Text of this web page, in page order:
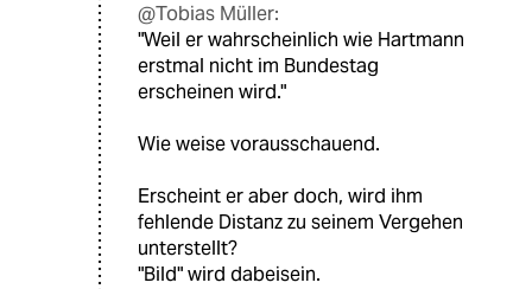
@Tobias Müller:
"Weil er wahrscheinlich wie Hartmann
erstmal nicht im Bundestag
erscheinen wird."
Wie weise vorausschauend.
Erscheint er aber doch, wird ihm
fehlende Distanz zu seinem Vergehen
unterstellt?
"Bild" wird dabeisein.